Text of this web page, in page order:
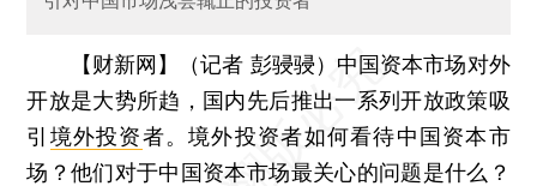
【财新网】（记者 彭骎骎） 中国资本市场对外
开放是大势所趋，国内先后推出一系列开放政策吸
引 境外投资者。境外投资者如何看待中国资本市
场？他们对于中国资本市场最关心的问题是什么？